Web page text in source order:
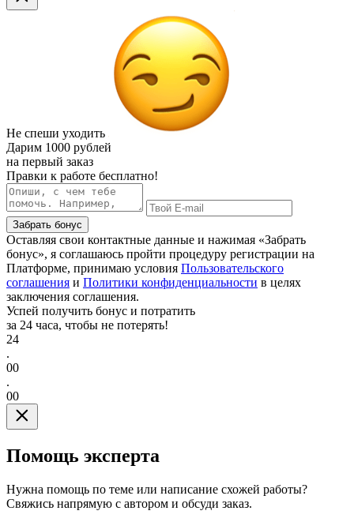
Не спеши уходить
Дарим 1000 рублей
на первый заказ
Правки к работе бесплатно!
Забрать бонус
Оставляя свои контактные данные и нажимая «Забрать
бонус», я соглашаюсь пройти процедуру регистрации на
Платформе, принимаю условия Пользовательского
соглашения и Политики конфиденциальности в целях
заключения соглашения.
Успей получить бонус и потратить
за 24 часа, чтобы не потерять!
24
.
00
.
00
Помощь эксперта
Нужна помощь по теме или написание схожей работы?
Свяжись напрямую с автором и обсуди заказ.